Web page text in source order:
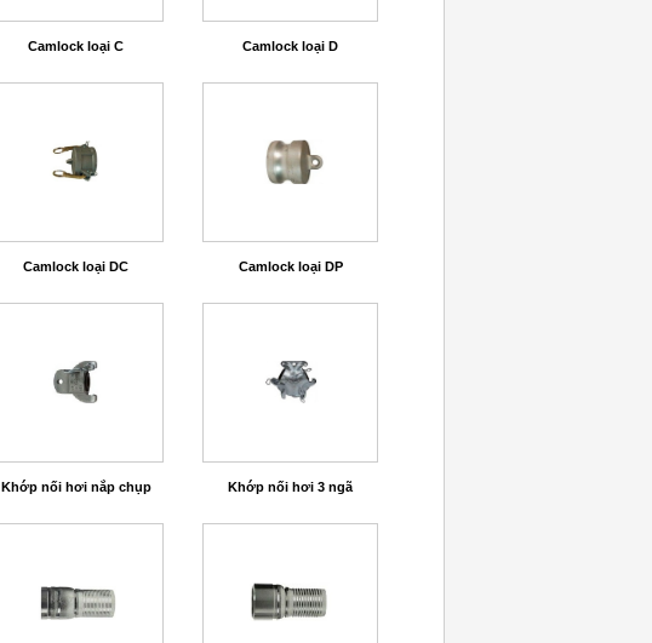
Camlock loại C Camlock loại D
Camlock loại DC Camlock loại DP
Khớp nối hơi nắp chụp Khớp nối hơi 3 ngã